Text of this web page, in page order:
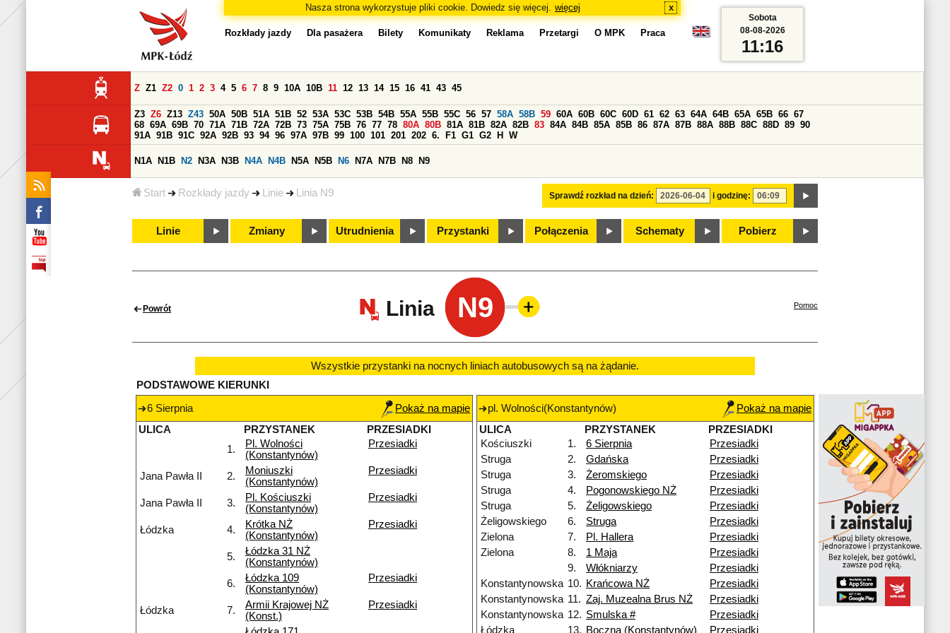
Nasza strona wykorzystuje pliki cookie. Dowiedz się więcej. więcej x
Start Rozkłady jazdy Linie Linia N9
Rozkłady jazdy Dla pasażera Bilety Komunikaty Reklama Przetargi O MPK Praca
Sprawdź rozkład na dzień: i godzinę:
Z Z1 Z2 0 1 2 3 4 5 6 7 8 9 10A 10B 11 12 13 14 15 16 41 43 45
Z3 Z6 Z13 Z43 50A 50B 51A 51B 52 53A 53C 53B 54B 55A 55B 55C 56 57 58A 58B 59 60A 60B 60C 60D 61 62 63 64A 64B 65A 65B 66 67
68 69A 69B 70 71A 71B 72A 72B 73 75A 75B 76 77 78 80A 80B 81A 81B 82A 82B 83 84A 84B 85A 85B 86 87A 87B 88A 88B 88C 88D 89 90
91A 91B 91C 92A 92B 93 94 96 97A 97B 99 100 101 201 202 6. F1 G1 G2 H W
N1A N1B N2 N3A N3B N4A N4B N5A N5B N6 N7A N7B N8 N9
Linie Zmiany Utrudnienia Przystanki Połączenia Schematy Pobierz
Sobota
08-08-2026
11:16
Powrót Linia N9 Pomoc
Wszystkie przystanki na nocnych liniach autobusowych są na żądanie.
PODSTAWOWE KIERUNKI
6 Sierpnia
Pokaż na mapie
ULICA
PRZYSTANEK
PRZESIADKI
1.
Pl. Wolności
(Konstantynów)
Przesiadki
Jana Pawła II 2.
Moniuszki
(Konstantynów)
Przesiadki
Jana Pawła II 3.
Pl. Kościuszki
(Konstantynów)
Przesiadki
Łódzka 4.
Krótka NŻ
(Konstantynów)
Przesiadki
5.
Łódzka 31 NŻ
(Konstantynów)
6.
Łódzka 109
(Konstantynów)
Przesiadki
Łódzka 7.
Armii Krajowej NŻ
(Konst.)
Przesiadki
pl. Wolności(Konstantynów)
Pokaż na mapie
ULICA
PRZYSTANEK
PRZESIADKI
Kościuszki
1. 6 Sierpnia
Przesiadki
Struga
2. Gdańska
Przesiadki
Struga
3. Żeromskiego
Przesiadki
Struga
4. Pogonowskiego NŻ
Przesiadki
Struga
5. Żeligowskiego
Przesiadki
Żeligowskiego
6. Struga
Przesiadki
Zielona
7. Pl. Hallera
Przesiadki
Zielona
8. 1 Maja
Przesiadki
9.
Włókniarzy
Przesiadki
Konstantynowska 10. Krańcowa NŻ
Przesiadki
Konstantynowska 11. Zaj. Muzealna Brus NŻ
Przesiadki
Konstantynowska 12. Smulska #
Przesiadki
Łódzka
13. Boczna (Konstantynów) Przesiadki